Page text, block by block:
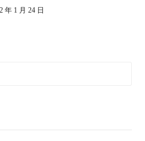
年 1 月 24 日